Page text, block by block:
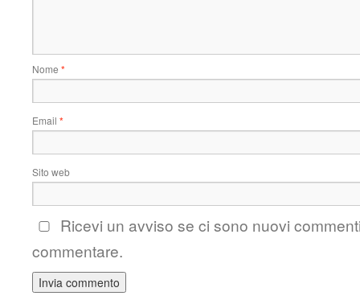
Nome *
Email *
Sito web
Ricevi un avviso se ci sono nuovi
commentare.